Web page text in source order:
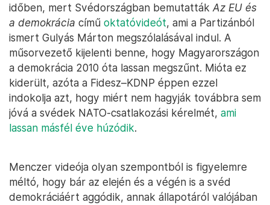
időben, mert Svédországban bemutatták Az EU és
a demokrácia című oktatóvideót, ami a Partizánból
ismert Gulyás Márton megszólalásával indul. A
műsorvezető kijelenti benne, hogy Magyarországon
a demokrácia 2010 óta lassan megszűnt. Mióta ez
kiderült, azóta a Fidesz–KDNP éppen ezzel
indokolja azt, hogy miért nem hagyják továbbra sem
jóvá a svédek NATO-csatlakozási kérelmét, ami
lassan másfél éve húzódik.
Menczer videója olyan szempontból is figyelemre
méltó, hogy bár az elején és a végén is a svéd
demokráciáért aggódik, annak állapotáról valójában